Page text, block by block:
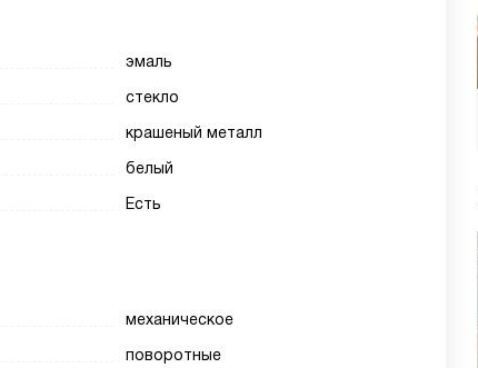
эмаль
стекло
крашеный металл
белый
Есть
механическое
поворотные